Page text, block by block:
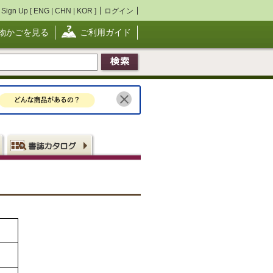
Sign Up [ ENG | CHN | KOR ] ログイン
かごを見る ご利用ガイド